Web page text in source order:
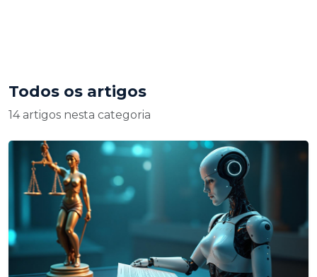
Todos os artigos
14 artigos nesta categoria